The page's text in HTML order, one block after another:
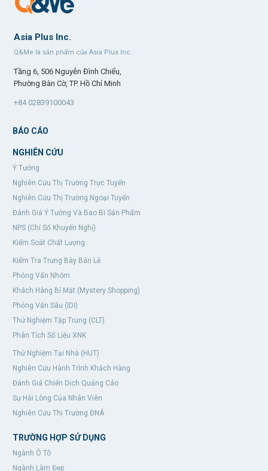
Asia Plus Inc.
Q&Me là sản phẩm của Asia Plus Inc.
Tầng 6, 506 Nguyễn Đình Chiểu,
Phường Bàn Cờ, TP. Hồ Chí Minh
+84 02839100043
BÁO CÁO
NGHIÊN CỨU
Ý Tưởng
Nghiên Cứu Thị Trường Trực Tuyến
Nghiên Cứu Thị Trường Ngoại Tuyến
Đánh Giá Ý Tưởng Và Bao Bì Sản Phẩm
NPS (Chỉ Số Khuyến Nghị)
Kiểm Soát Chất Lượng
Kiểm Tra Trưng Bày Bán Lẻ
Phỏng Vấn Nhóm
Khách Hàng Bí Mật (Mystery Shopping)
Phỏng Vấn Sâu (IDI)
Thử Nghiệm Tập Trung (CLT)
Phân Tích Số Liệu XNK
Thử Nghiệm Tại Nhà (HUT)
Nghiên Cứu Hành Trình Khách Hàng
Đánh Giá Chiến Dịch Quảng Cáo
Sự Hài Lòng Của Nhân Viên
Nghiên Cứu Thị Trường ĐNÁ
TRƯỜNG HỢP SỬ DỤNG
Ngành Ô Tô
Ngành Làm Đẹp